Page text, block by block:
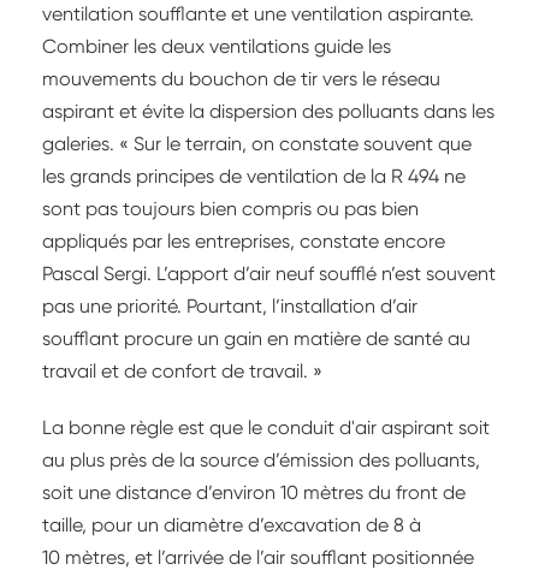
ventilation soufflante et une ventilation aspirante.
Combiner les deux ventilations guide les
mouvements du bouchon de tir vers le réseau
aspirant et évite la dispersion des polluants dans les
galeries. « Sur le terrain, on constate souvent que
les grands principes de ventilation de la R 494 ne
sont pas toujours bien compris ou pas bien
appliqués par les entreprises, constate encore
Pascal Sergi. L’apport d’air neuf soufflé n’est souvent
pas une priorité. Pourtant, l’installation d’air
soufflant procure un gain en matière de santé au
travail et de confort de travail. »
La bonne règle est que le conduit d'air aspirant soit
au plus près de la source d’émission des polluants,
soit une distance d’environ 10 mètres du front de
taille, pour un diamètre d’excavation de 8 à
10 mètres, et l’arrivée de l’air soufflant positionnée